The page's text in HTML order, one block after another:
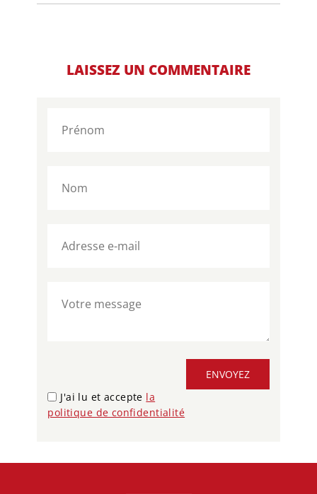
LAISSEZ UN COMMENTAIRE
ENVOYEZ
J'ai lu et accepte la
politique de confidentialité